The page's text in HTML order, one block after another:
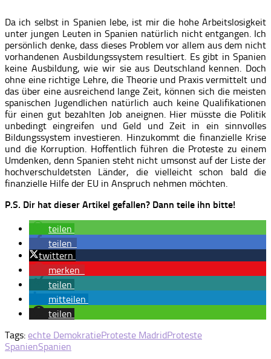
Da ich selbst in Spanien lebe, ist mir die hohe Arbeitslosigkeit
unter jungen Leuten in Spanien natürlich nicht entgangen. Ich
persönlich denke, dass dieses Problem vor allem aus dem nicht
vorhandenen Ausbildungssystem resultiert. Es gibt in Spanien
keine Ausbildung, wie wir sie aus Deutschland kennen. Doch
ohne eine richtige Lehre, die Theorie und Praxis vermittelt und
das über eine ausreichend lange Zeit, können sich die meisten
spanischen Jugendlichen natürlich auch keine Qualifikationen
für einen gut bezahlten Job aneignen. Hier müsste die Politik
unbedingt eingreifen und Geld und Zeit in ein sinnvolles
Bildungssystem investieren. Hinzukommt die finanzielle Krise
und die Korruption. Hoffentlich führen die Proteste zu einem
Umdenken, denn Spanien steht nicht umsonst auf der Liste der
hochverschuldetsten Länder, die vielleicht schon bald die
finanzielle Hilfe der EU in Anspruch nehmen möchten.
P.S. Dir hat dieser Artikel gefallen? Dann teile ihn bitte!
teilen
teilen
twittern
merken
teilen
mitteilen
teilen
Tags: echte DemokratieProteste MadridProteste
SpanienSpanien